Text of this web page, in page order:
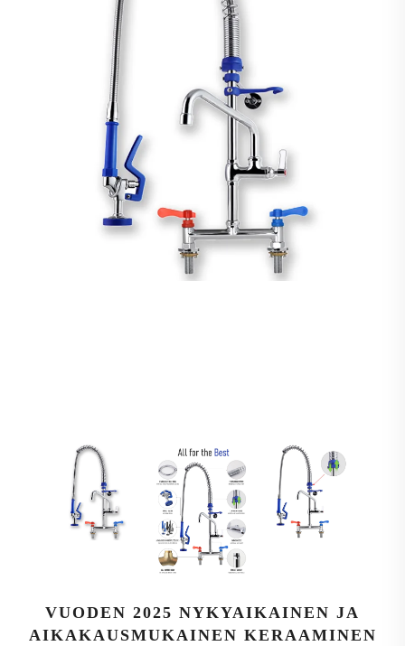
VUODEN 2025 NYKYAIKAINEN JA
AIKAKAUSMUKAINEN KERAAMINEN